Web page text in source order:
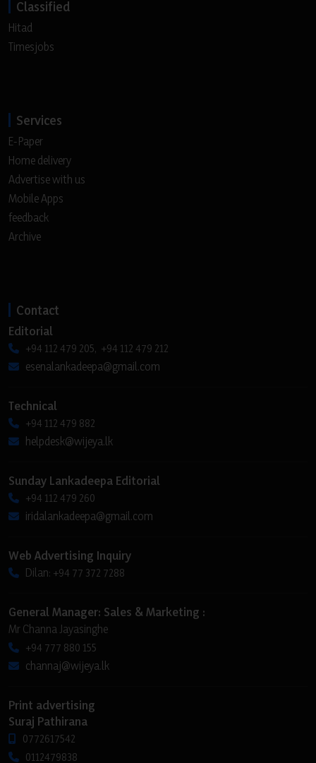
Classified
Hitad
Timesjobs
Services
E-Paper
Home delivery
Advertise with us
Mobile Apps
feedback
Archive
Contact
Editorial
+94 112 479 205, +94 112 479 212
esenalankadeepa@gmail.com
Technical
+94 112 479 882
helpdesk@wijeya.lk
Sunday Lankadeepa Editorial
+94 112 479 260
iridalankadeepa@gmail.com
Web Advertising Inquiry
Dilan: +94 77 372 7288
General Manager: Sales & Marketing :
Mr Channa Jayasinghe
+94 777 880 155
channaj@wijeya.lk
Print advertising
Suraj Pathirana
0772617542
0112479838